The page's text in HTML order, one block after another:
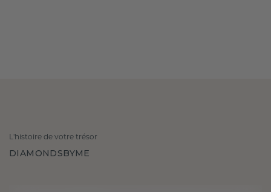
L'histoire de votre trésor
DIAMONDSBYME